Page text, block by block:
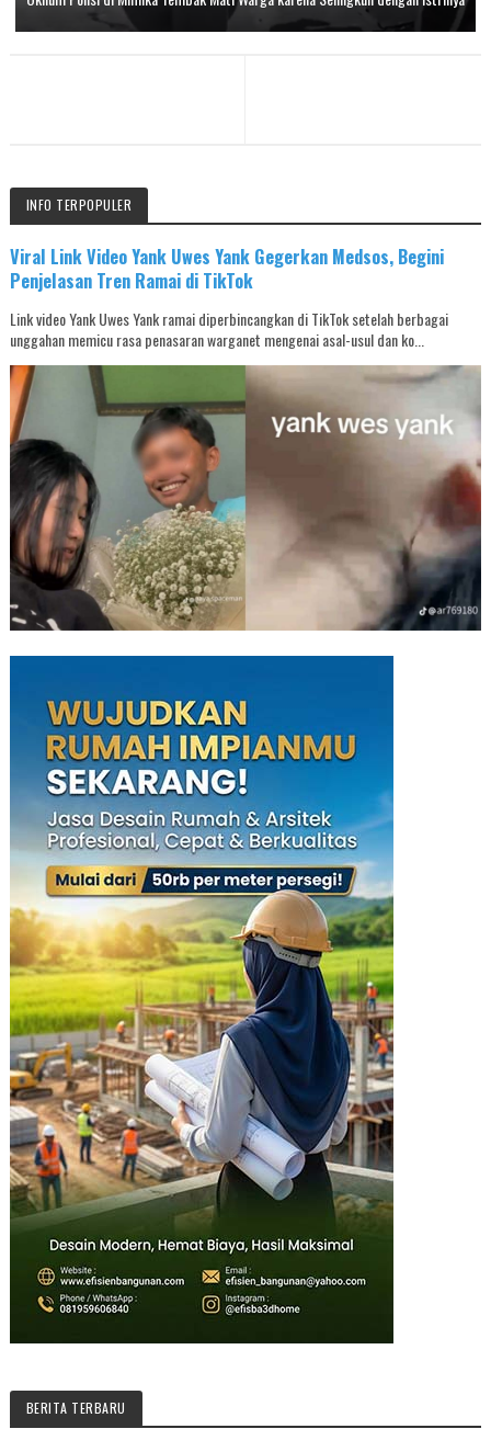
INFO TERPOPULER
Viral Link Video Yank Uwes Yank Gegerkan Medsos, Begini
Penjelasan Tren Ramai di TikTok
Link video Yank Uwes Yank ramai diperbincangkan di TikTok setelah berbagai
unggahan memicu rasa penasaran warganet mengenai asal-usul dan ko...
BERITA TERBARU